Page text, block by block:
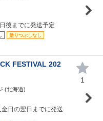
後までに発送予定
塗りつぶしなし
FESTIVAL 202
(北海道)
日の翌日までに発送
1